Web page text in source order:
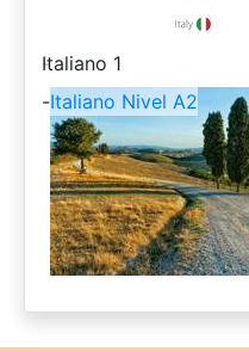
-
Italiano 1
-Italiano Nivel A2